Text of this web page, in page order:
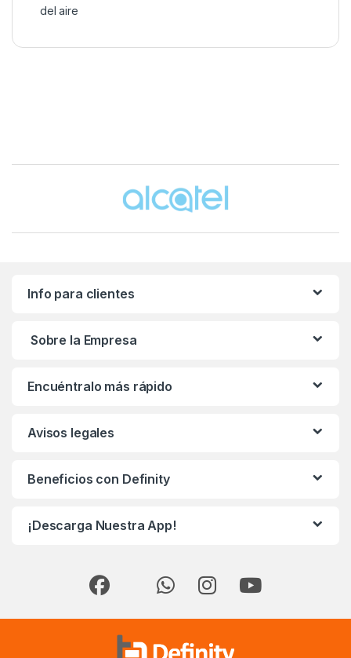
del aire
Info para clientes
Sobre la Empresa
Encuéntralo más rápido
Avisos legales
Beneficios con Definity
¡Descarga Nuestra App!